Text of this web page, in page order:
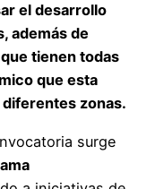
el desarrollo
además de
tienen todas
que esta
zonas.
surge